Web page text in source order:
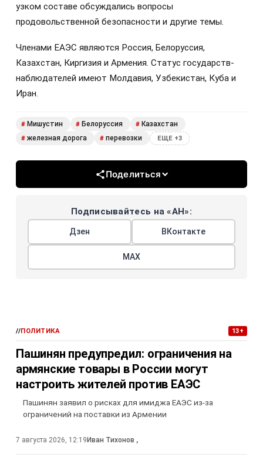
узком составе обсуждались вопросы
продовольственной безопасности и другие темы.
Членами ЕАЭС являются Россия, Белоруссия,
Казахстан, Киргизия и Армения. Статус государств-
наблюдателей имеют Молдавия, Узбекистан, Куба и
Иран.
# Мишустин # Белоруссия # Казахстан
# железная дорога # перевозки ЕЩЕ +3
Поделиться
Подписывайтесь на «АН»:
Дзен ВКонтакте
МАХ
//ПОЛИТИКА 13+
Пашинян предупредил: ограничения на
армянские товары в России могут
настроить жителей против ЕАЭС
Пашинян заявил о рисках для имиджа ЕАЭС из-за
ограничений на поставки из Армении
7 августа 2026, 12:19 Иван Тихонов ,